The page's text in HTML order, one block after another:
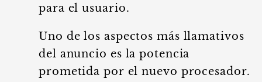
para el usuario.
Uno de los aspectos más llamativos
del anuncio es la potencia
prometida por el nuevo procesador.